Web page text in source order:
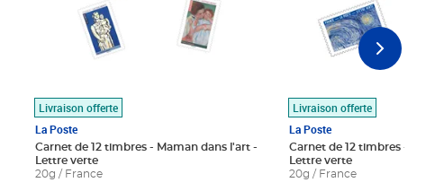
Livraison offerte
La Poste
Carnet de 12 timbres - Maman dans l'art -
Lettre verte
20g / France
Livraison offerte
La Poste
Carnet de 12 timbres - Le
Lettre verte
20g / France